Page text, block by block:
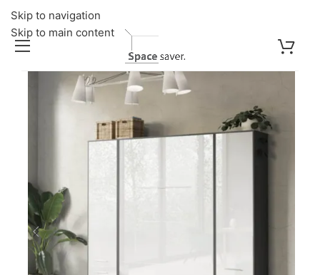
Skip to navigation
Skip to main content